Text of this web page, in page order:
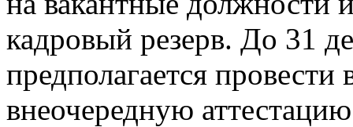
кадровый резерв. До 31
предполагается провести
внеочередную